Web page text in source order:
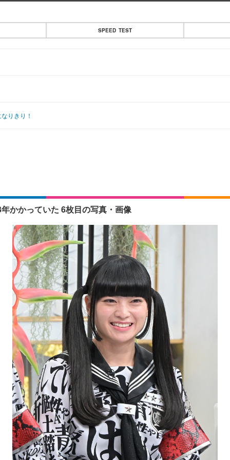
SPEED TEST
りきり！
かかっていた 6枚目の写真・画像